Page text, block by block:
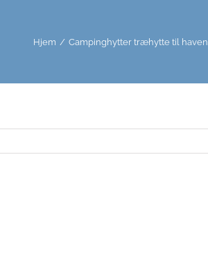
Hjem / Campinghytter træhytte til haven